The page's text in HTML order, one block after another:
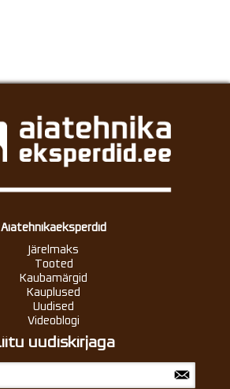
Aiatehnikaeksperdid
Järelmaks
Tooted
Kaubamärgid
Kauplused
Uudised
Videoblogi
Liitu uudiskirjaga